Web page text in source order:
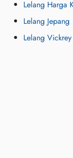
Lelang Harga
Lelang Jepang
Lelang Vickrey